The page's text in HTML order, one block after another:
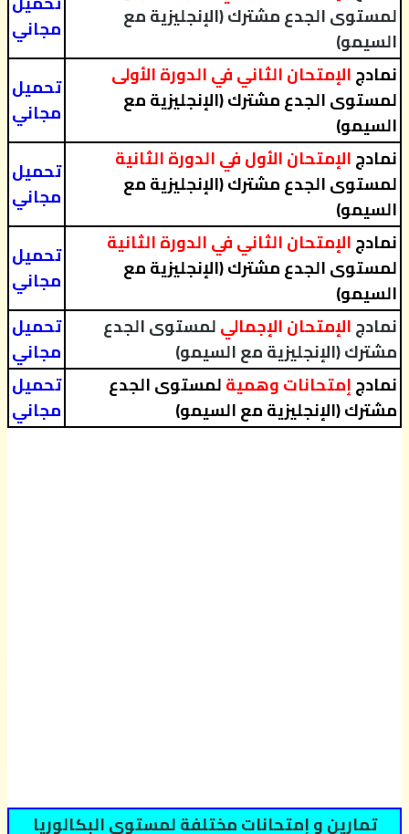
مجاني
لمستوى الجدع مشترك (الإنجليزية مع
السيمو)
تحميل
مجاني
نمادجالإمتحان الثاني في الدورة الأولى
لمستوى الجدع مشترك (الإنجليزية مع
السيمو)
تحميل
مجاني
نمادجالإمتحان الأول في الدورة الثانية
لمستوى الجدع مشترك (الإنجليزية مع
السيمو)
تحميل
مجاني
نمادجالإمتحان الثاني في الدورة الثانية
لمستوى الجدع مشترك (الإنجليزية مع
السيمو)
تحميل
مجاني
نمادجالإمتحان الإجماليلمستوى الجدع
مشترك (الإنجليزية مع السيمو)
تحميل
مجاني
نمادجإمتحانات وهميةلمستوى الجدع
مشترك (الإنجليزية مع السيمو)
تمارين و إمتحانات مختلفة لمستوى البكالوريا